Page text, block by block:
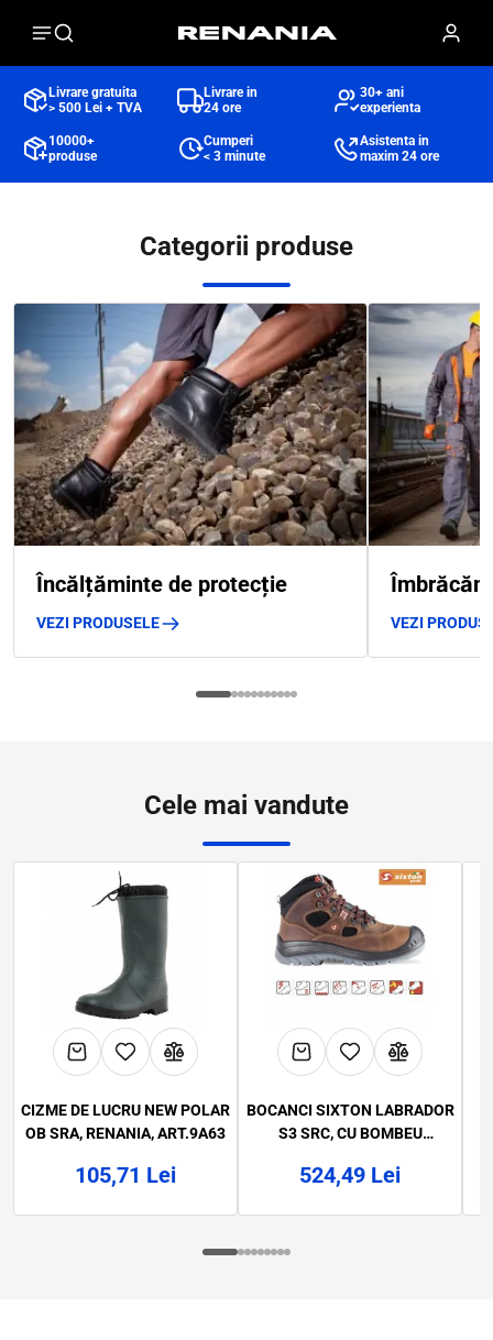
Livrare gratuita
> 500 Lei + TVA
Livrare in
24 ore
30+ ani
experienta
10000+
produse
Cumperi
< 3 minute
Asistenta in
maxim 24 ore
Categorii produse
Încălțăminte de protecție
VEZI PRODUSELE VEZI
Cele mai vandute
CIZME DE LUCRU NEW POLAR
OB SRA, RENANIA, ART.9A63
105,71 Lei
BOCANCI SIXTON LABRADOR
S3 SRC, CU BOMBEU
00L
524,49 Lei